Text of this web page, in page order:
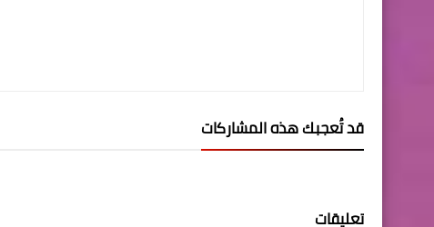
قد تُعجبك هذه المشاركات
تعليقات